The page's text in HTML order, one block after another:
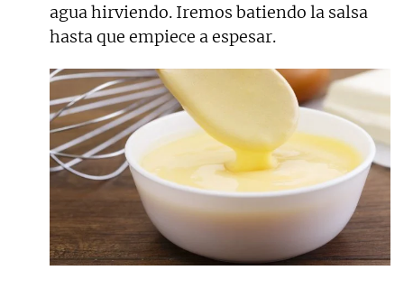
agua hirviendo. Iremos batiendo la salsa
hasta que empiece a espesar.